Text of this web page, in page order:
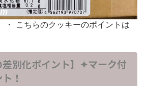
・ こちらのクッキーのポイントは
差別化ポイント】✦マーク付
！